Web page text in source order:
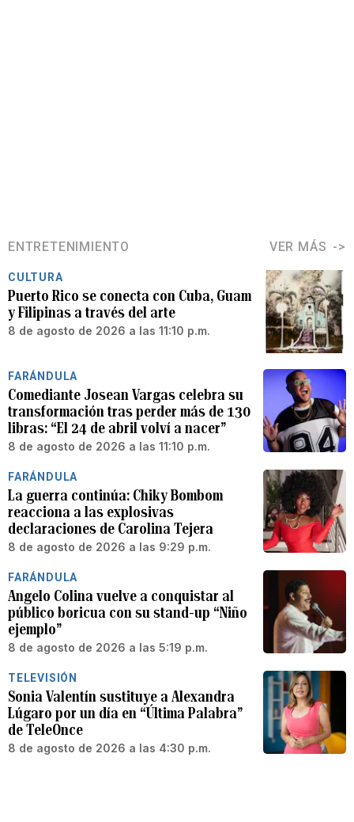
ENTRETENIMIENTO VER MÁS
CULTURA
Puerto Rico se conecta con Cuba, Guam
y Filipinas a través del arte
8 de agosto de 2026 a las 11:10 p.m.
FARÁNDULA
Comediante Josean Vargas celebra su
transformación tras perder más de 130
libras: “El 24 de abril volví a nacer”
8 de agosto de 2026 a las 11:10 p.m.
FARÁNDULA
La guerra continúa: Chiky Bombom
reacciona a las explosivas
declaraciones de Carolina Tejera
8 de agosto de 2026 a las 9:29 p.m.
FARÁNDULA
Angelo Colina vuelve a conquistar al
público boricua con su stand-up “Niño
ejemplo”
8 de agosto de 2026 a las 5:19 p.m.
TELEVISIÓN
Sonia Valentín sustituye a Alexandra
Lúgaro por un día en “Última Palabra”
de TeleOnce
8 de agosto de 2026 a las 4:30 p.m.